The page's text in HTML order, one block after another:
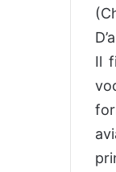
Il